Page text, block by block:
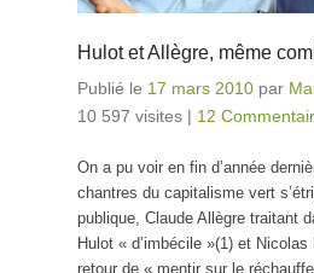
Hulot et Allègre, même
Publié le 17 mars 2010 par
10 597 visites | 12
On a pu voir en fin d’année
chantres du capitalisme vert
publique, Claude Allègre traitant
Hulot « d’imbécile »(1) et
retour de « mentir sur le